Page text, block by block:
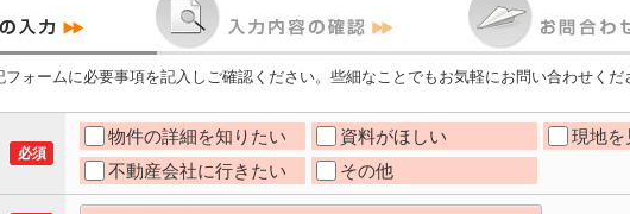
フォームに必要事項を記入しご確認ください。些細なことでもお気軽にお問い合わせくだ
必須
物件の詳細を知りたい 資料がほしい
現地を
不動産会社に行きたい
その他